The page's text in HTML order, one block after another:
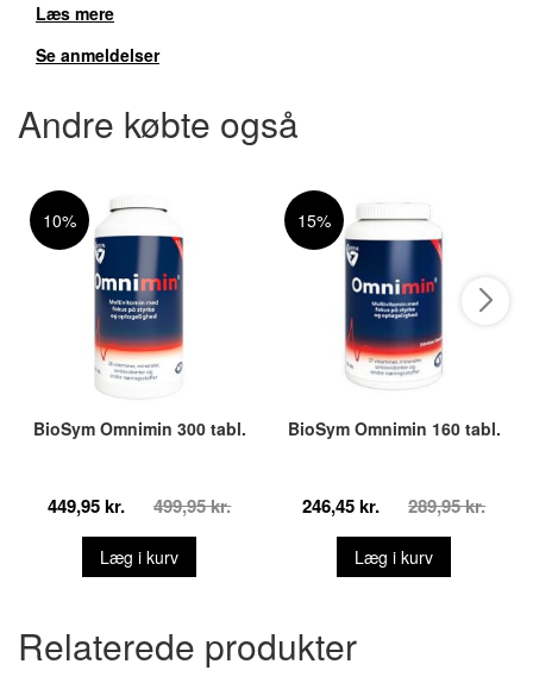
Læs mere
Se anmeldelser
Andre købte også
10%
BioSym Omnimin 300 tabl.
449,95 kr. 499,95 kr.
Læg i kurv
15%
BioSym Omnimin 160 tabl.
246,45 kr. 289,95 kr.
Læg i kurv
Relaterede produkter